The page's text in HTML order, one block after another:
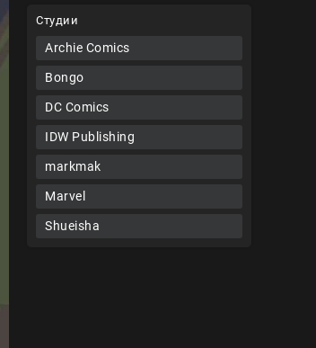
Студии
Archie Comics
Bongo
DC Comics
IDW Publishing
markmak
Marvel
Shueisha